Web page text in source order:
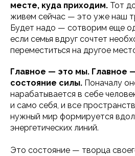
месте, куда приходим. Тот
живем сейчас — это уже наш
Будет надо — сотворим еще
если семья вдруг сочтет
переместиться на другое
Главное — это мы. Главное
состояние силы. Поначалу
нарабатывается в себе
и само себя, и все
нужный мир формируется
энергетических линий.
Это состояние — творца